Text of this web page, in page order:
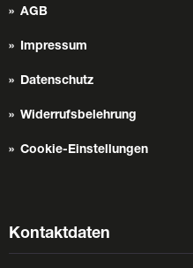
AGB
Impressum
Datenschutz
Widerrufsbelehrung
Cookie-Einstellungen
Kontaktdaten